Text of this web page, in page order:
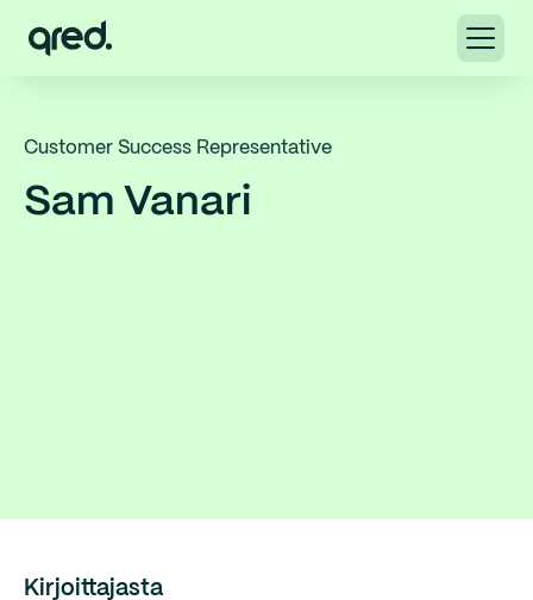
Customer Success Representative
Sam Vanari
Kirjoittajasta